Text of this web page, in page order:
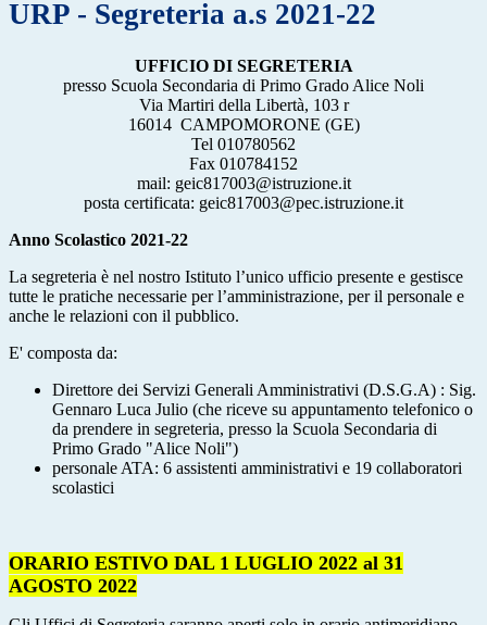
URP - Segreteria a.s 2021-22
UFFICIO DI SEGRETERIA
presso Scuola Secondaria di Primo Grado Alice Noli
Via Martiri della Libertà, 103 r
16014 CAMPOMORONE (GE)
Tel 010780562
Fax 010784152
mail: geic817003@istruzione.it
posta certificata: geic817003@pec.istruzione.it
Anno Scolastico 2021-22
La segreteria è nel nostro Istituto l’unico ufficio presente e gestisce
tutte le pratiche necessarie per l’amministrazione, per il personale e
anche le relazioni con il pubblico.
E' composta da:
Direttore dei Servizi Generali Amministrativi (D.S.G.A) : Sig.
Gennaro Luca Julio (che riceve su appuntamento telefonico o
da prendere in segreteria, presso la Scuola Secondaria di
Primo Grado "Alice Noli")
personale ATA: 6 assistenti amministrativi e 19 collaboratori
scolastici
ORARIO ESTIVO DAL 1 LUGLIO 2022 al 31
AGOSTO 2022